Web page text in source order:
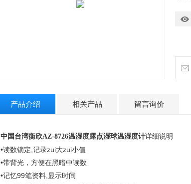
产品介绍 相关产品 留言询价
中国台湾衡欣AZ-8726温湿度露点湿球温湿度计详细说明
•读数锁定,记录zui大zui小值
•带背光，方便在黑暗中读数
•记忆99笔资料,显示时间